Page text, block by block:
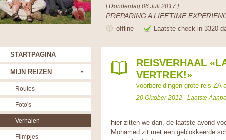
[ Donderdag 06 Juli 2017 ]
PREPARING A LIFETIME
offline Laatste check-in 3320
REISVERHAAL
VERTREK!»
voorbereidingen grote reis ZA
20 Oktober 2012 - Laatste
hier zitten we dan, de laatste avond
Mohamed zit met een geblokkeerde
STARTPAGINA
MIJN REIZEN
Routes
Foto's
Verhalen
Filmpjes